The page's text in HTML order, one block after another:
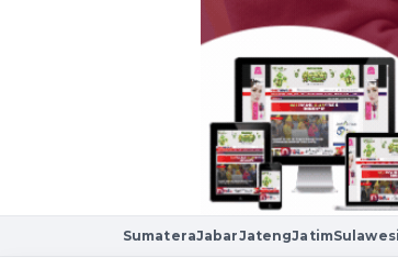
SumateraJabarJatengJatimSulawesi